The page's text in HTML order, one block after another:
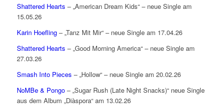
Shattered Hearts – „American Dream Kids“ – neue Single am
15.05.26
Karin Hoefling– „Tanz Mit Mir“ – neue Single am 17.04.26
Shattered Hearts – „Good Morning America“ – neue Single am
27.03.26
Smash Into Pieces – „Hollow“ – neue Single am 20.02.26
NoMBe & Pongo– „Sugar Rush (Late Night Snacks)“ neue Single
aus dem Album „Diàspora“ am 13.02.26